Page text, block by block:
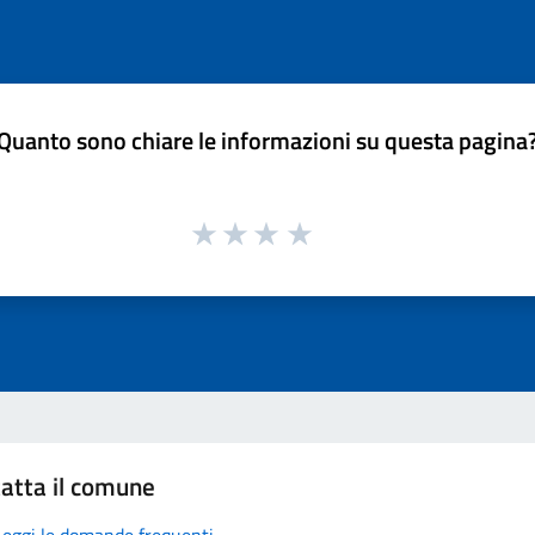
sono chiare le informazioni su questa
il comune